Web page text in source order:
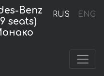
RUS ENG
Benz
seats)